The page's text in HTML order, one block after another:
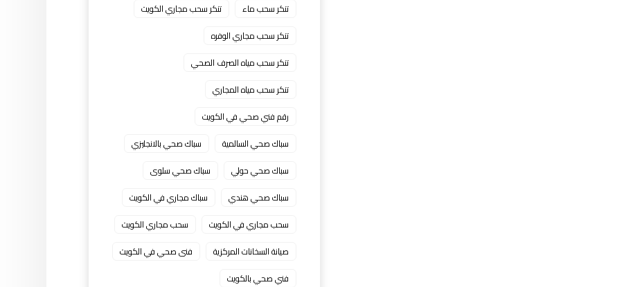
تنكر سحب ماء
تنكر سحب مجاري الكويت
تنكر سحب مجاري الوفره
تنكر سحب مياه الصرف الصحي
تنكر سحب مياه المجاري
رقم فني صحي في الكويت
سباك صحي السالمية
سباك صحي بالانجليزي
سباك صحي حولي
سباك صحي سلوى
سباك صحي هندي
سباك مجاري في الكويت
سحب مجاري في الكويت
سحب مجاري الكويت
صيانة السخانات المركزية
فنى صحي في الكويت
فني صحي بالكويت